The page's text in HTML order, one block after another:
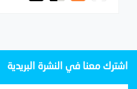
اشترك معنا في النشرة البريدية